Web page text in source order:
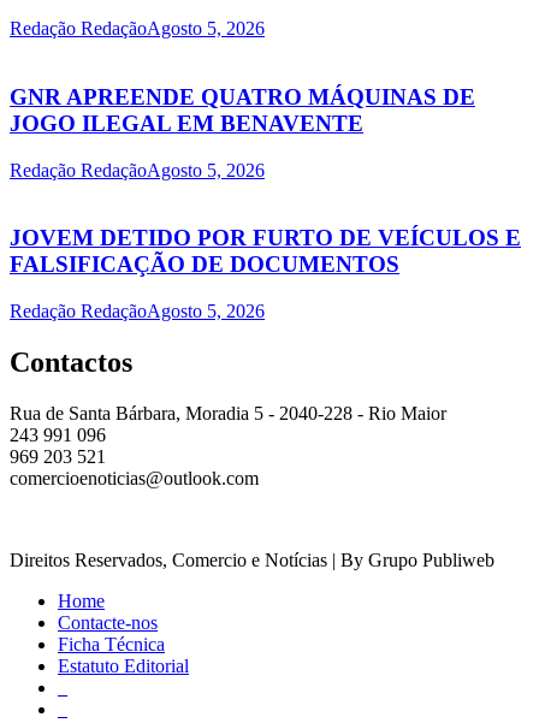
Redação RedaçãoAgosto 5, 2026
GNR APREENDE QUATRO MÁQUINAS DE
JOGO ILEGAL EM BENAVENTE
Redação RedaçãoAgosto 5, 2026
JOVEM DETIDO POR FURTO DE VEÍCULOS E
FALSIFICAÇÃO DE DOCUMENTOS
Redação RedaçãoAgosto 5, 2026
Contactos
Rua de Santa Bárbara, Moradia 5 - 2040-228 - Rio Maior
243 991 096
969 203 521
comercioenoticias@outlook.com
Direitos Reservados, Comercio e Notícias | By Grupo Publiweb
Home
Contacte-nos
Ficha Técnica
Estatuto Editorial